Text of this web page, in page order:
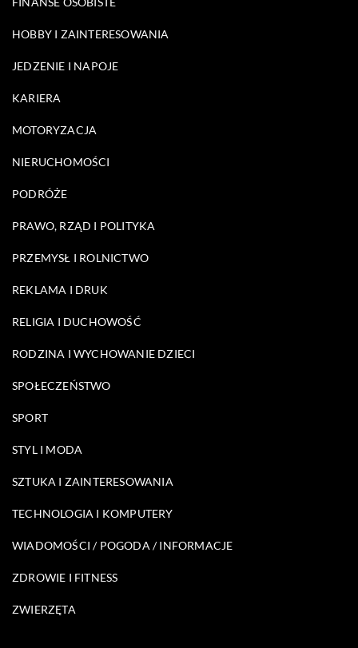
HOBBY I ZAINTERESOWANIA
JEDZENIE I NAPOJE
KARIERA
MOTORYZACJA
NIERUCHOMOŚCI
PODRÓŻE
PRAWO, RZĄD I POLITYKA
PRZEMYSŁ I ROLNICTWO
REKLAMA I DRUK
RELIGIA I DUCHOWOŚĆ
RODZINA I WYCHOWANIE DZIECI
SPOŁECZEŃSTWO
SPORT
STYL I MODA
SZTUKA I ZAINTERESOWANIA
TECHNOLOGIA I KOMPUTERY
WIADOMOŚCI / POGODA / INFORMACJE
ZDROWIE I FITNESS
ZWIERZĘTA